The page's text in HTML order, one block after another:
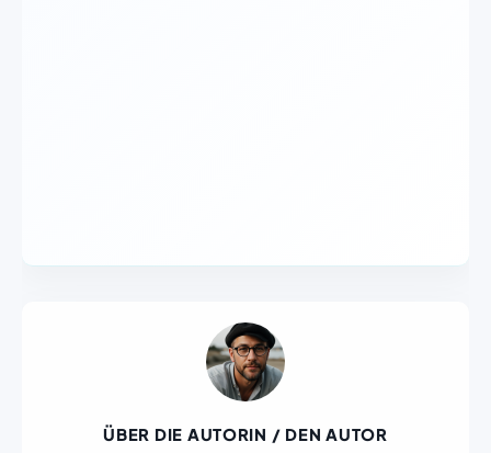
ÜBER DIE AUTORIN / DEN AUTOR